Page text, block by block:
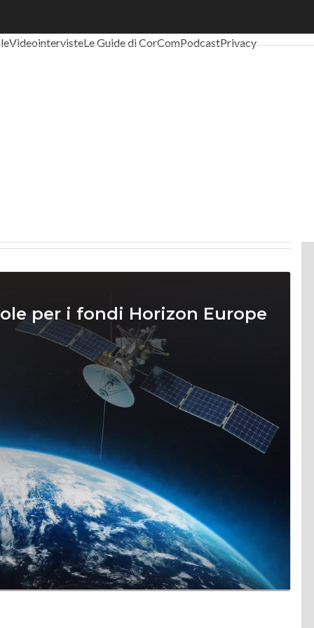
VideointervisteLe Guide di CorComPodcastPrivacy
per i fondi Horizon Europe